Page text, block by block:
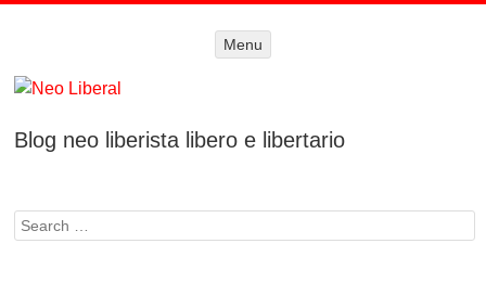
Menu
Blog neo liberista libero e libertario
Search